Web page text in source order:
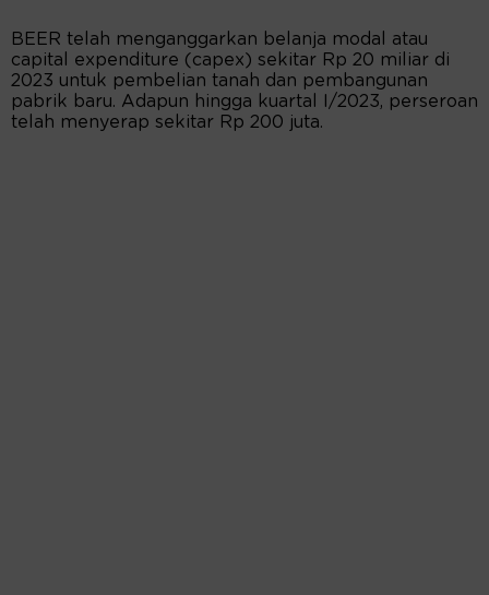
BEER telah menganggarkan belanja modal atau
capital expenditure (capex) sekitar Rp 20 miliar di
2023 untuk pembelian tanah dan pembangunan
pabrik baru. Adapun hingga kuartal I/2023, perseroan
telah menyerap sekitar Rp 200 juta.